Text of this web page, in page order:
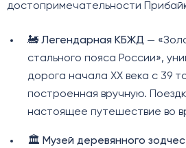
достопримечательности
🚂 Легендарная КБЖД —
стального пояса России»,
дорога начала XX века с 39
построенная вручную.
настоящее путешествие во
🏛️ Музей деревянного